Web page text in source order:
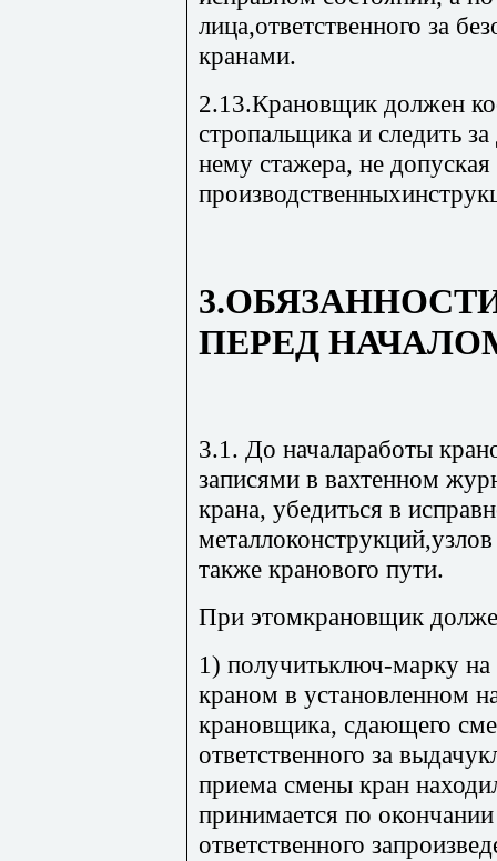
лица,ответственного за
кранами.
2.13.Крановщик должен
стропальщика и следить
нему стажера, не
ПЕРЕД
3.1. До началаработы
записями в вахтенном
крана, убедиться в
также кранового пути.
При этомкрановщик
1) получитьключ-марку
краном в установленном
крановщика, сдающего
ответственного за
приема смены кран
принимается по
ответственного